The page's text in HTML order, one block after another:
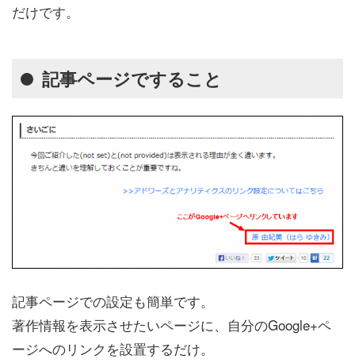
だけです。
記事ページですること
記事ページでの設定も簡単です。
著作情報を表示させたいページに、自分のGoogle+ペ
ージへのリンクを設置するだけ。